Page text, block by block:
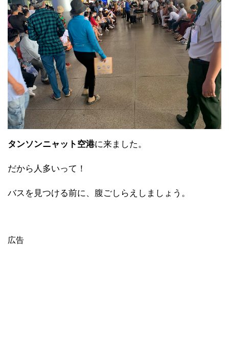
タンソンニャット空港に来ました。
だから人多いって！
バスを見つける前に、腹ごしらえしましょう。
広告